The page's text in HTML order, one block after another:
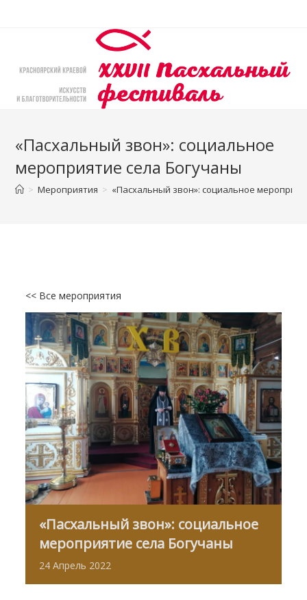
«Пасхальный звон»: социальное
мероприятие села Богучаны
> Мероприятия > «Пасхальный звон»: социальное
<< Все мероприятия
«Пасхальный звон»: социальное
мероприятие села Богучаны
24 Апрель 2022